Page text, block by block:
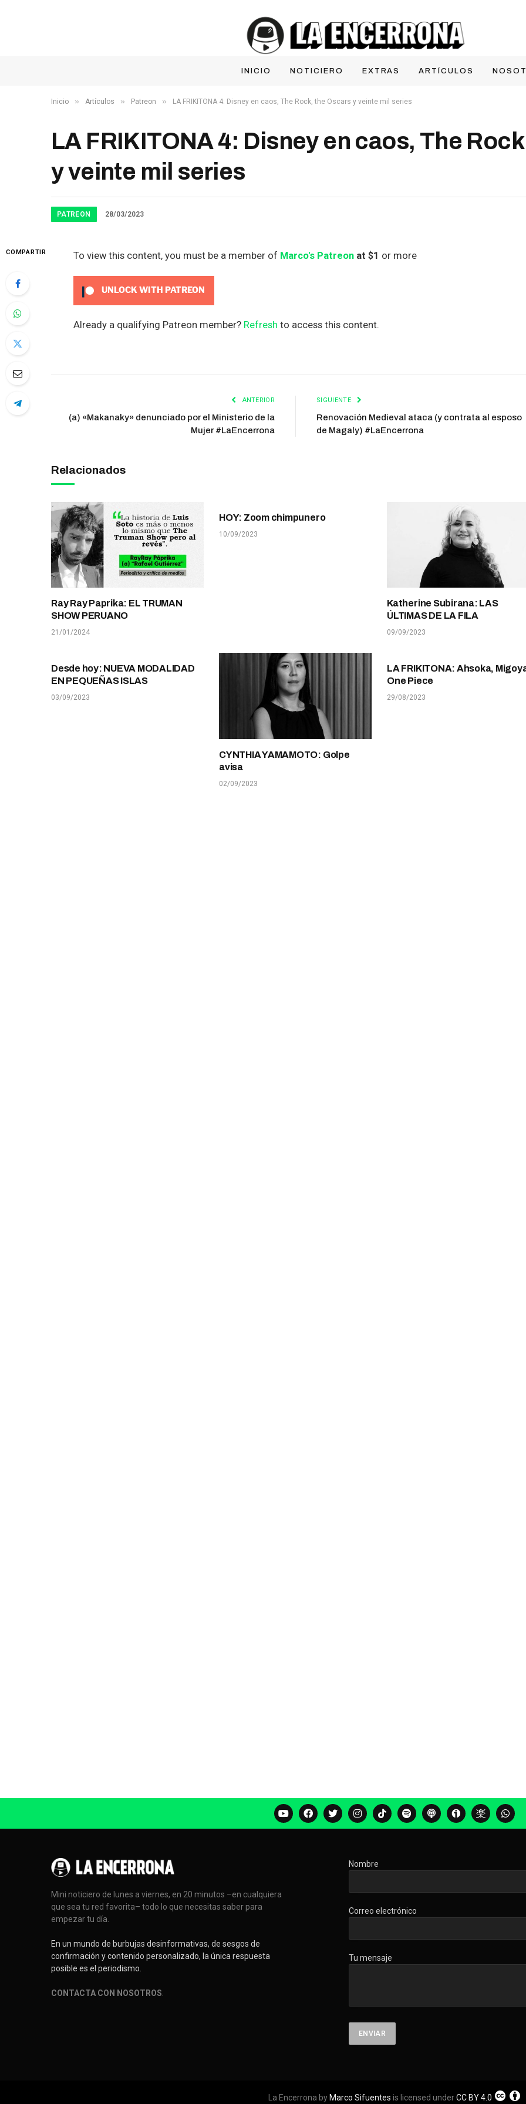
INICIO NOTICIERO EXTRAS ARTÍCULOS
Inicio » Artículos » Patreon » LA FRIKITONA 4: Disney en caos, The Rock, the Oscars y veinte mil series
LA FRIKITONA 4: Disney en caos, The
y veinte mil series
PATREON 28/03/2023
COMPARTIR To view this content, you must be a member of Marco's Patreonat $1 or more
UNLOCK WITH PATREON
Already a qualifying Patreon member? Refresh to access this content.
ANTERIOR
(a) «Makanaky» denunciado por el Ministerio de la
Mujer #LaEncerrona
SIGUIENTE
Renovación Medieval ataca (y contrata al esposo
de Magaly) #LaEncerrona
Relacionados
Ray Ray Paprika: EL TRUMAN
SHOW PERUANO
21/01/2024
HOY: Zoom chimpunero
10/09/2023
Katherine Subirana: LAS
ÚLTIMAS DE LA FILA
09/09/2023
Desde hoy: NUEVA MODALIDAD
EN PEQUEÑAS ISLAS
03/09/2023
CYNTHIA YAMAMOTO: Golpe
avisa
02/09/2023
LA FRIKITONA: Ahsoka,
One Piece
29/08/2023
Mini noticiero de lunes a viernes, en 20 minutos –en cualquiera
que sea tu red favorita– todo lo que necesitas saber para
empezar tu día.
En un mundo de burbujas desinformativas, de sesgos de
confirmación y contenido personalizado, la única respuesta
posible es el periodismo.
CONTACTA CON NOSOTROS
Nombre
Correo electrónico
Tu mensaje
La Encerrona by Marco Sifuentes is licensed underCC BY 4.0